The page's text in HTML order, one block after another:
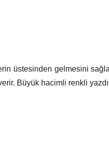
üstesinden gelmesini
Büyük hacimli renkli